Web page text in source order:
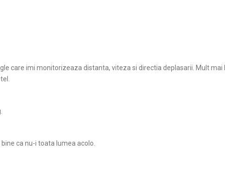
care imi monitorizeaza distanta, viteza si directia deplasarii. Mult mai
ca nu-i toata lumea acolo.